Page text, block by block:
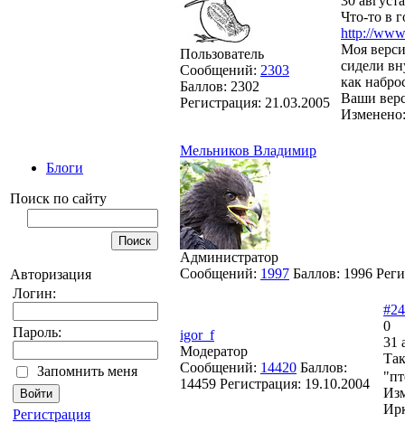
Блоги
Поиск по сайту
Авторизация
Логин:
Пароль:
Запомнить меня
Регистрация
Пользователь
Сообщений: 2303
Баллов: 2302
Регистрация: 21.03.2005
Что-то в
http://
Моя
сидели
как
Ваши
Мельников Владимир
Администратор
Сообщений: 1997 Баллов: 1996
igor_f
Модератор
Сообщений: 14420 Баллов:
14459 Регистрация: 19.10.2004
0
31